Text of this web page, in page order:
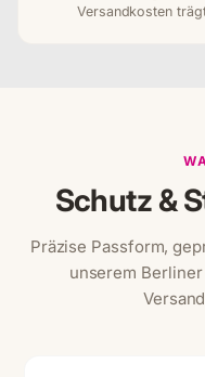
Versandkosten
Schutz &
Präzise Passform,
unserem